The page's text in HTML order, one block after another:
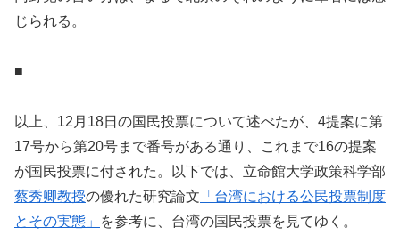
じられる。
■
以上、12月18日の国民投票について述べたが、4提案に第
17号から第20号まで番号がある通り、これまで16の提案
が国民投票に付された。以下では、立命館大学政策科学部
蔡秀卿教授の優れた研究論文 「台湾における公民投票制度
とその実態」
を参考に、台湾の国民投票を見てゆく。